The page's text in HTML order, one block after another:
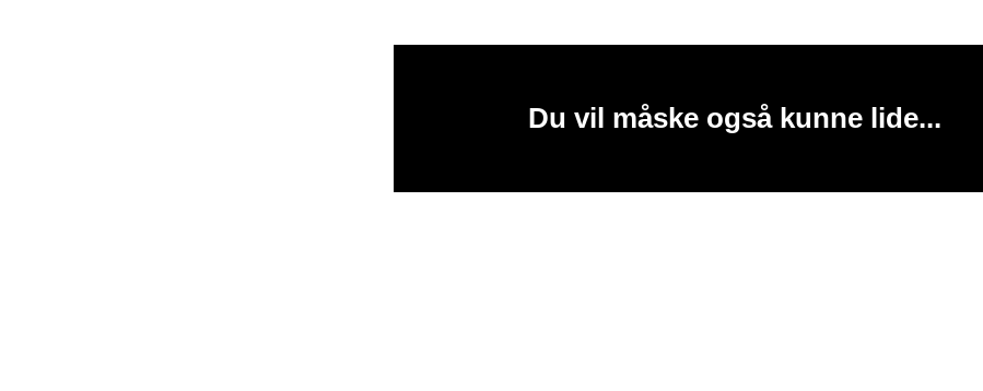
Du vil måske også kunne lide...